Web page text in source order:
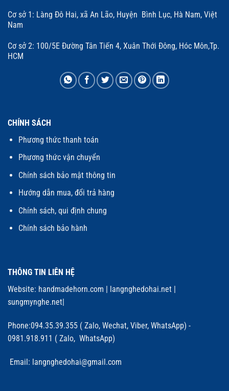
Cơ sở 1: Làng Đô Hai, xã An Lão, Huyện Bình Lục, Hà Nam, Việt
Nam
Cơ sở 2: 100/5E Đường Tân Tiến 4, Xuân Thới Đông, Hóc Môn,Tp.
HCM
CHÍNH SÁCH
Phương thức thanh toán
Phương thức vận chuyển
Chính sách bảo mật thông tin
Hướng dẫn mua, đổi trả hàng
Chính sách, qui định chung
Chính sách bảo hành
THÔNG TIN LIÊN HỆ
Website: handmadehorn.com langnghedohai.net
sungmynghe.net
Phone:094.35.39.355 ( Zalo, Wechat, Viber, WhatsApp) -
0981.918.911 ( Zalo, WhatsApp)
Email: langnghedohai@gmail.com